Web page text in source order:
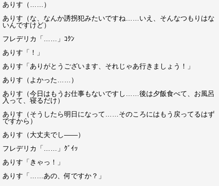
ありす（……）
ありす（な、なんか誘拐犯みたいですね……いえ、そんなつもりはな
いんですけど）
フレデリカ「……」ｺｸﾝ
ありす「！」
ありす「ありがとうございます、それじゃあ行きましょう！」
ありす（よかった……）
ありす（今日はもうお仕事もないですし……後は夕飯食べて、お風呂
入って、寝るだけ）
ありす（そうしたら明日になって……そのころにはもう戻ってるはず
ですから）
ありす（大丈夫でし――）
フレデリカ「……」ｸﾞｲｯ
ありす「きゃっ！」
ありす「……あの、何ですか？」